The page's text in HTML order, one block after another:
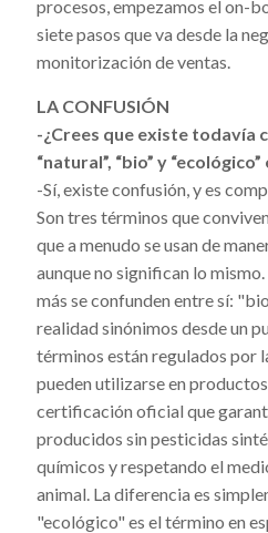
procesos, empezamos el on-
siete pasos que va desde la
monitorización de ventas.
LA CONFUSIÓN
-¿Crees que existe todavía
“natural”, “bio” y
-Sí, existe confusión, y es
Son tres términos que
que a menudo se usan de
aunque no significan lo
más se confunden entre sí:
realidad sinónimos desde un
términos están regulados por
pueden utilizarse en
certificación oficial que
producidos sin pesticidas
químicos y respetando el
animal. La diferencia es
"ecológico" es el término en